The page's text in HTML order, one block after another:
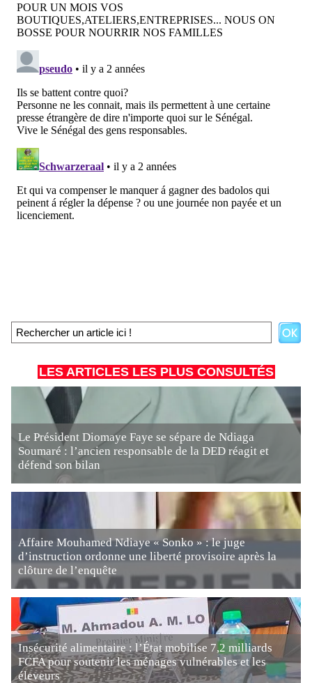
LES ARTICLES LES PLUS CONSULTÉS
Le Président Diomaye Faye se sépare de Ndiaga
Soumaré : l’ancien responsable de la DED réagit et
défend son bilan
Affaire Mouhamed Ndiaye « Sonko » : le juge
d’instruction ordonne une liberté provisoire après la
clôture de l’enquête
Insécurité alimentaire : l’État mobilise 7,2 milliards
FCFA pour soutenir les ménages vulnérables et les
éleveurs